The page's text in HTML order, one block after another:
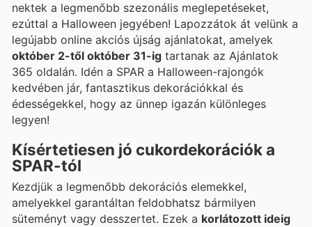
nektek a legmenőbb szezonális meglepetéseket,
ezúttal a Halloween jegyében! Lapozzátok át velünk a
legújabb online akciós újság ajánlatokat, amelyek
október 2-től október 31-ig tartanak az Ajánlatok
365 oldalán. Idén a SPAR a Halloween-rajongók
kedvében jár, fantasztikus dekorációkkal és
édességekkel, hogy az ünnep igazán különleges
legyen!
Kísértetiesen jó cukordekorációk a
SPAR-tól
Kezdjük a legmenőbb dekorációs elemekkel,
amelyekkel garantáltan feldobhatsz bármilyen
süteményt vagy desszertet. Ezek a korlátozott ideig